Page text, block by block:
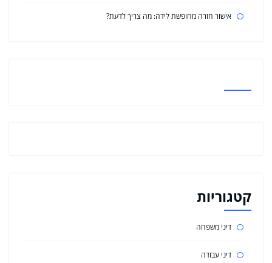
אישור חזרה מחופשת לידה: מה צריך לדעת?
קטגוריות
דיני משפחה
דיני עבודה